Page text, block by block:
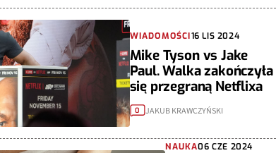
WIADOMOŚCI16 LIS 2024
Mike Tyson vs Jake
Paul. Walka zakończyła
się przegraną Netflixa
0 JAKUB KRAWCZYŃSKI
NAUKA06 CZE 2024